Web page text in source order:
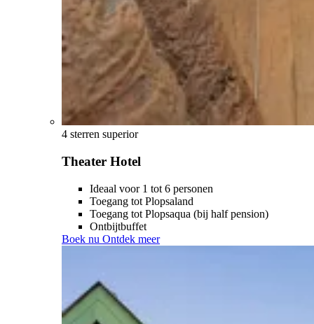
4 sterren superior
Theater Hotel
Ideaal voor 1 tot 6 personen
Toegang tot Plopsaland
Toegang tot Plopsaqua (bij half pension)
Ontbijtbuffet
Boek nu Ontdek meer